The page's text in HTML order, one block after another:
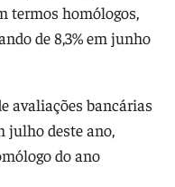
termos homólogos,
de 8,3% em junho
avaliações bancárias
julho deste ano,
do ano